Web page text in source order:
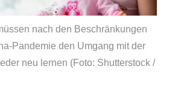
nach den Beschränkungen
Pandemie den Umgang mit der
neu lernen (Foto: Shutterstock /